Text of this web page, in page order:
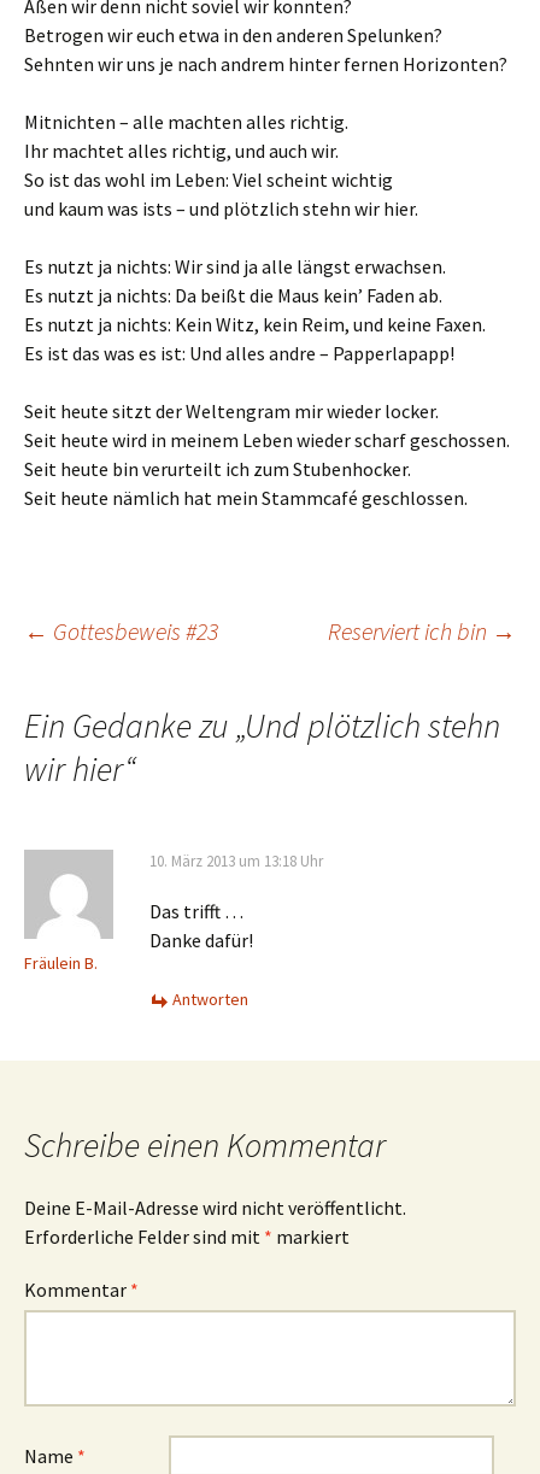
Aßen wir denn nicht soviel wir konnten?
Betrogen wir euch etwa in den anderen Spelunken?
Sehnten wir uns je nach andrem hinter fernen Horizonten?
Mitnichten – alle machten alles richtig.
Ihr machtet alles richtig, und auch wir.
So ist das wohl im Leben: Viel scheint wichtig
und kaum was ists – und plötzlich stehn wir hier.
Es nutzt ja nichts: Wir sind ja alle längst erwachsen.
Es nutzt ja nichts: Da beißt die Maus kein’ Faden ab.
Es nutzt ja nichts: Kein Witz, kein Reim, und keine Faxen.
Es ist das was es ist: Und alles andre – Papperlapapp!
Seit heute sitzt der Weltengram mir wieder locker.
Seit heute wird in meinem Leben wieder scharf geschossen.
Seit heute bin verurteilt ich zum Stubenhocker.
Seit heute nämlich hat mein Stammcafé geschlossen.
Beitrags-
Navigation
← Gottesbeweis #23 Reserviert ich bin →
Ein Gedanke zu „Und plötzlich stehn
wir hier“
Fräulein B.
10. März 2013 um 13:18 Uhr
Das trifft …
Danke dafür!
Antworten
Schreibe einen Kommentar
Deine E-Mail-Adresse wird nicht veröffentlicht.
Erforderliche Felder sind mit * markiert
Kommentar *
Name *